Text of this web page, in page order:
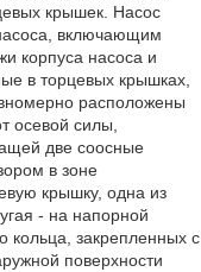
крышек. Насос
включающим
корпуса насоса и
в торцевых крышках,
расположены
осевой силы,
две соосные
в зоне
крышку, одна из
- на напорной
кольца, закрепленных с
поверхности